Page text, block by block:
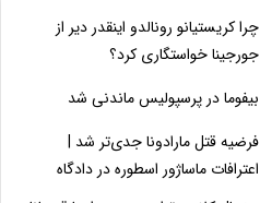
چرا کریستیانو رونالدو اینقدر دیر از
جورجینا خواستگاری کرد؟
بیفوما در پرسپولیس ماندنی شد
فرضیه قتل مارادونا جدی‌تر شد |
اعترافات ماساژور اسطوره در دادگاه